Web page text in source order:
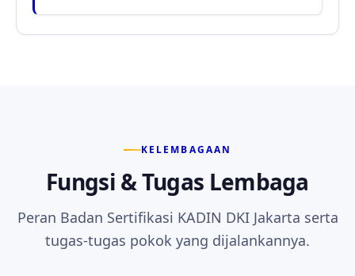
KELEMBAGAAN
Fungsi & Tugas Lembaga
Peran Badan Sertifikasi KADIN DKI Jakarta serta
tugas-tugas pokok yang dijalankannya.